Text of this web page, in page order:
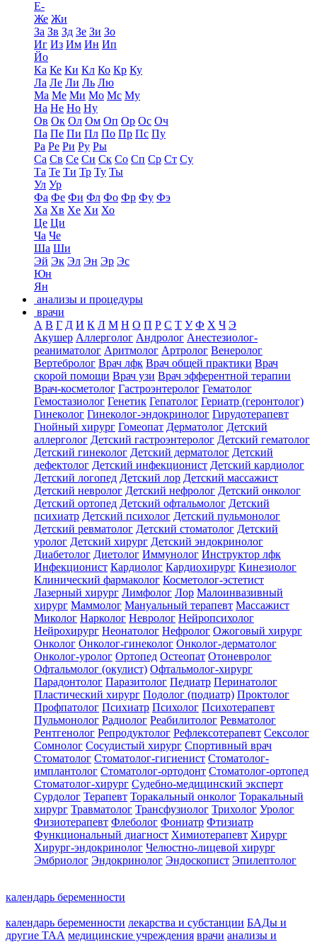
Е-
Же Жи
За Зв Зд Зе Зи Зо
Иг Из Им Ин Ип
Йо
Ка Ке Ки Кл Ко Кр Ку
Ла Ле Ли Ль Лю
Ма Ме Ми Мо Мс Му
На Не Но Ну
Ов Ок Ол Ом Оп Ор Ос Оч
Па Пе Пи Пл По Пр Пс Пу
Ра Ре Ри Ру Ры
Са Св Се Си Ск Со Сп Ср Ст Су
Та Те Ти Тр Ту Ты
Ул Ур
Фа Фе Фи Фл Фо Фр Фу Фэ
Ха Хв Хе Хи Хо
Це Ци
Ча Че
Ша Ши
Эй Эк Эл Эн Эр Эс
Юн
Ян
анализы и процедуры
врачи
А В Г Д И К Л М Н О П Р С Т У Ф Х Ч Э
Акушер Аллерголог Андролог Анестезиолог-
реаниматолог Аритмолог Артролог Венеролог
Вертебролог Врач лфк Врач общей практики Врач
скорой помощи Врач узи Врач эфферентной терапии
Врач-косметолог Гастроэнтеролог Гематолог
Гемостазиолог Генетик Гепатолог Гериатр (геронтолог)
Гинеколог Гинеколог-эндокринолог Гирудотерапевт
Гнойный хирург Гомеопат Дерматолог Детский
аллерголог Детский гастроэнтеролог Детский гематолог
Детский гинеколог Детский дерматолог Детский
дефектолог Детский инфекционист Детский кардиолог
Детский логопед Детский лор Детский массажист
Детский невролог Детский нефролог Детский онколог
Детский ортопед Детский офтальмолог Детский
психиатр Детский психолог Детский пульмонолог
Детский ревматолог Детский стоматолог Детский
уролог Детский хирург Детский эндокринолог
Диабетолог Диетолог Иммунолог Инструктор лфк
Инфекционист Кардиолог Кардиохирург Кинезиолог
Клинический фармаколог Косметолог-эстетист
Лазерный хирург Лимфолог Лор Малоинвазивный
хирург Маммолог Мануальный терапевт Массажист
Миколог Нарколог Невролог Нейропсихолог
Нейрохирург Неонатолог Нефролог Ожоговый хирург
Онколог Онколог-гинеколог Онколог-дерматолог
Онколог-уролог Ортопед Остеопат Отоневролог
Офтальмолог (окулист) Офтальмолог-хирург
Парадонтолог Паразитолог Педиатр Перинатолог
Пластический хирург Подолог (подиатр) Проктолог
Профпатолог Психиатр Психолог Психотерапевт
Пульмонолог Радиолог Реабилитолог Ревматолог
Рентгенолог Репродуктолог Рефлексотерапевт Сексолог
Сомнолог Сосудистый хирург Спортивный врач
Стоматолог Стоматолог-гигиенист Стоматолог-
имплантолог Стоматолог-ортодонт Стоматолог-ортопед
Стоматолог-хирург Судебно-медицинский эксперт
Сурдолог Терапевт Торакальный онколог Торакальный
хирург Травматолог Трансфузиолог Трихолог Уролог
Физиотерапевт Флеболог Фониатр Фтизиатр
Функциональный диагност Химиотерапевт Хирург
Хирург-эндокринолог Челюстно-лицевой хирург
Эмбриолог Эндокринолог Эндоскопист Эпилептолог
календарь беременности
календарь беременности лекарства и субстанции БАДы и
другие ТАА медицинские учреждения врачи анализы и